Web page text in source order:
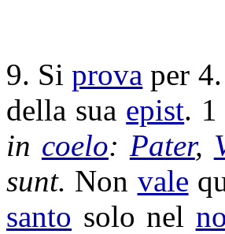
9. Siprova per
della sua epist. 1
in coelo: Pater,
sunt. Non vale
santo solo nel